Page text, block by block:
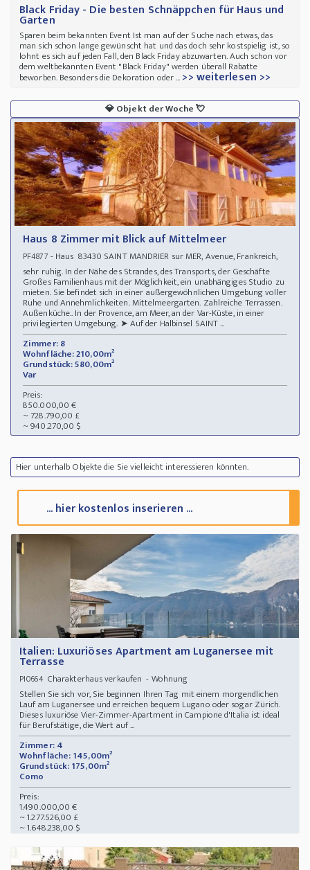
Black Friday - Die besten Schnäppchen für Haus und
Garten
Sparen beim bekannten Event Ist man auf der Suche nach etwas, das
man sich schon lange gewünscht hat und das doch sehr kostspielig ist, so
lohnt es sich auf jeden Fall, den Black Friday abzuwarten. Auch schon vor
dem weltbekannten Event "Black Friday" werden überall Rabatte
beworben. Besonders die Dekoration oder ...>> weiterlesen >>
💎Objekt der Woche💘
Haus 8 Zimmer mit Blick auf Mittelmeer
PF4877 - Haus 83430 SAINT MANDRIER sur MER, Avenue, Frankreich,
sehr ruhig. In der Nähe des Strandes, des Transports, der Geschäfte
Großes Familienhaus mit der Möglichkeit, ein unabhängiges Studio zu
mieten. Sie befindet sich in einer außergewöhnlichen Umgebung voller
Ruhe und Annehmlichkeiten. Mittelmeergarten. Zahlreiche Terrassen.
Außenküche.. In der Provence, am Meer, an der Var-Küste, in einer
privilegierten Umgebung. ➤ Auf der Halbinsel SAINT ...
Zimmer: 8
Wohnfläche: 210,00m²
Grundstück: 580,00m²
Var
Preis:
850.000,00 €
~ 728.790,00 £
~ 940.270,00 $
Hier unterhalb Objekte die Sie vielleicht interessieren könnten.
... hier kostenlos inserieren ...
Italien: Luxuriöses Apartment am Luganersee mit
Terrasse
PI0664Charakterhaus verkaufen - Wohnung
Stellen Sie sich vor, Sie beginnen Ihren Tag mit einem morgendlichen
Lauf am Luganersee und erreichen bequem Lugano oder sogar Zürich.
Dieses luxuriöse Vier-Zimmer-Apartment in Campione d'Italia ist ideal
für Berufstätige, die Wert auf ...
Zimmer: 4
Wohnfläche: 145,00m²
Grundstück: 175,00m²
Como
Preis:
1.490.000,00 €
~ 1.277.526,00 £
~ 1.648.238,00 $